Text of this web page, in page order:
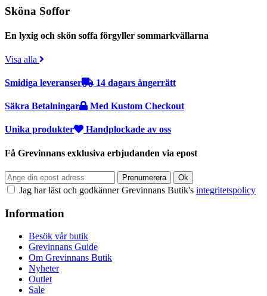
Sköna Soffor
En lyxig och skön soffa förgyller sommarkvällarna
Visa alla
Smidiga leveranser 14 dagars ångerrätt
Säkra Betalningar Med Kustom Checkout
Unika produkter Handplockade av oss
Få Grevinnans exklusiva erbjudanden via epost
Jag har läst och godkänner Grevinnans Butik's integritetspolicy
Information
Besök vår butik
Grevinnans Guide
Om Grevinnans Butik
Nyheter
Outlet
Sale